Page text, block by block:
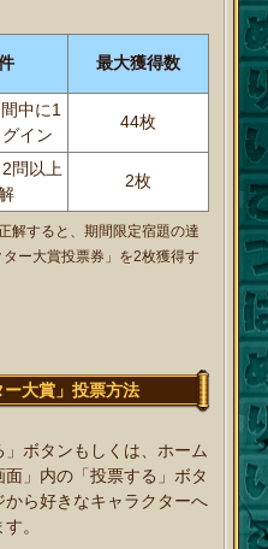
最大獲得数
中に1
イン
44枚
問以上
2枚
解すると、期間限定宿題の達
ー大賞投票券」を2枚獲得す
ー大賞」投票方法
ボタンもしくは、ホーム
」内の「投票する」ボタ
ら好きなキャラクターへ
。